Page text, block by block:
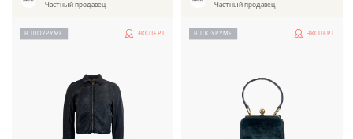
Частный продавец
В ШОУРУМЕ ЭКСПЕРТ
Частный продавец
В ШОУРУМЕ ЭКСПЕРТ